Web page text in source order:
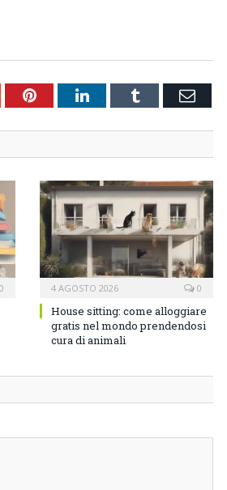
PinterestLinkedInTumblr Email
0 4 AGOSTO 2026 0
House sitting: come alloggiare
gratis nel mondo prendendosi
cura di animali